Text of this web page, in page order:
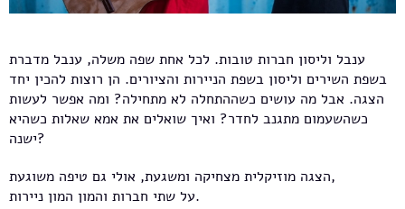
ענבל וליסון חברות טובות. לכל אחת שפה משלה, ענבל מדברת
בשפת השירים וליסון בשפת הניירות והציורים. הן רוצות להכין יחד
הצגה. אבל מה עושים כשההתחלה לא מתחילה? ומה אפשר לעשות
כשהשעמום מתגנב לחדר? ואיך שואלים את אמא שאלות כשהיא
ישנה?
הצגה מוזיקלית מצחיקה ומשגעת, אולי גם טיפה משוגעת,
על שתי חברות והמון המון ניירות.